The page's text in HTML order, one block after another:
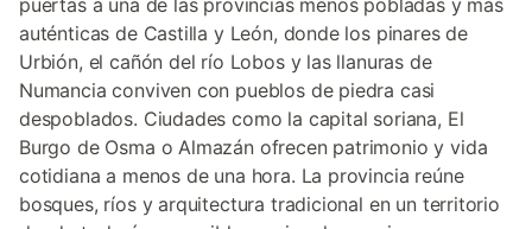
puertas a una de las provincias menos pobladas y más
auténticas de Castilla y León, donde los pinares de
Urbión, el cañón del río Lobos y las llanuras de
Numancia conviven con pueblos de piedra casi
despoblados. Ciudades como la capital soriana, El
Burgo de Osma o Almazán ofrecen patrimonio y vida
cotidiana a menos de una hora. La provincia reúne
bosques, ríos y arquitectura tradicional en un territorio